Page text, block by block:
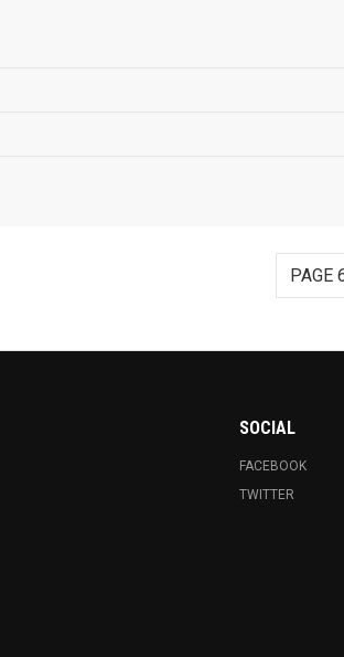
PAGE
SOCIAL
FACEBOOK
TWITTER